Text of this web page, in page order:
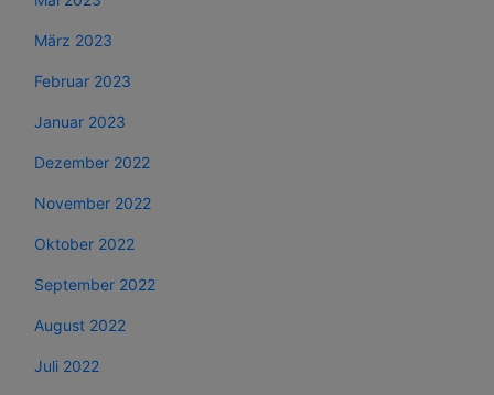
März 2023
Februar 2023
Januar 2023
Dezember 2022
November 2022
Oktober 2022
September 2022
August 2022
Juli 2022